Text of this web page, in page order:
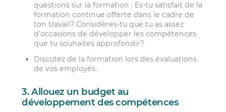
questions sur la formation : Es-tu satisfait de la
formation continue offerte dans le cadre de
ton travail? Considères-tu que tu as assez
d’occasions de développer les compétences
que tu souhaites approfondir?
Discutez de la formation lors des évaluations
de vos employés.
3. Allouez un budget au
développement des compétences